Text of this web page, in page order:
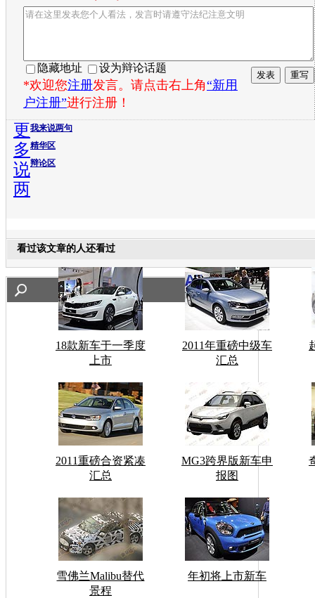
隐藏地址 设为辩论话题
*欢迎您注册发言。请点击右上角“新用
户注册”进行注册！
我来说两句
精华区
辩论区
更
多
说
两
看过该文章的人还看过
18款新车于一季度
上市
2011年重磅中级车
汇总
2011重磅合资紧凑
汇总
MG3跨界版新车申
报图
雪佛兰Malibu替代
景程
年初将上市新车